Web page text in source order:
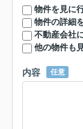
物件を見に
物件の詳細
不動産会社
他の物件も
内容 任意